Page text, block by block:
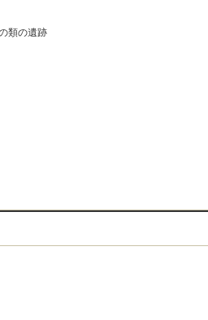
類の遺跡